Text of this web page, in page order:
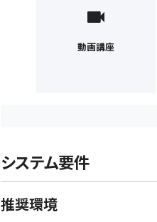
動画講座
システム要件
推奨環境